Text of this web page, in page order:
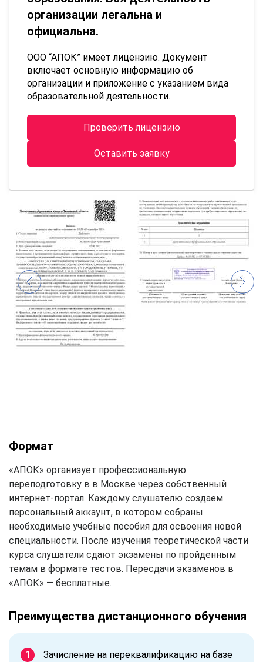
организации легальна и
официальна.
ООО “АПОК” имеет лицензию. Документ
включает основную информацию об
организации и приложение с указанием вида
образовательной деятельности.
Проверить лицензию
Оставить заявку
Формат
«АПОК» организует профессиональную
переподготовку в в Москве через собственный
интернет-портал. Каждому слушателю создаем
персональный аккаунт, в котором собраны
необходимые учебные пособия для освоения новой
специальности. После изучения теоретической части
курса слушатели сдают экзамены по пройденным
темам в формате тестов. Пересдачи экзаменов в
«АПОК» — бесплатные.
Преимущества дистанционного обучения
Зачисление на переквалификацию на базе